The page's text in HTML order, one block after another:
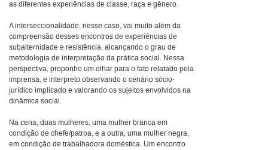
as diferentes experiências de classe, raça e gênero.
A interseccionalidade, nesse caso, vai muito além da
compreensão desses encontros de experiências de
subalternidade e resistência, alcançando o grau de
metodologia de interpretação da prática social. Nessa
perspectiva, proponho um olhar para o fato relatado pela
imprensa, e interpreto observando o cenário sócio-
jurídico implicado e valorando os sujeitos envolvidos na
dinâmica social.
Na cena, duas mulheres, uma mulher branca em
condição de chefe/patroa, e a outra, uma mulher negra,
em condição de trabalhadora doméstica. Um encontro